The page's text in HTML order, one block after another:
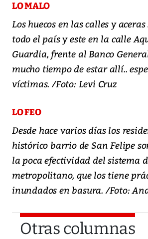
LO MALO
Los huecos en las calles y
todo el país y este en la calle
Guardia, frente al Banco
mucho tiempo de estar allí..
víctimas. /Foto: Levi Cruz
LO FEO
Desde hace varios días los
histórico barrio de San Felipe
la poca efectividad del sistema
metropolitano, que los tiene
inundados en basura. /Foto:
Otras columnas